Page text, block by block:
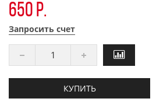
650 р.
Запросить счет
КУПИТЬ